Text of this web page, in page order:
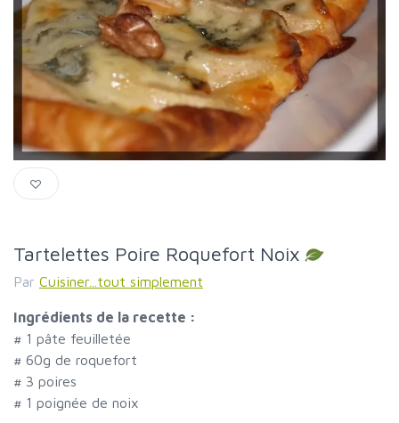
Tartelettes Poire Roquefort Noix
Par Cuisiner...tout simplement
Ingrédients de la recette :
# 1 pâte feuilletée
# 60g de roquefort
# 3 poires
# 1 poignée de noix